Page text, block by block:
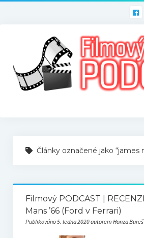
Filmový PODCAST
Články označené jako “james
Filmový PODCAST |
Mans ’66 (Ford v Ferrari)
Publikováno 5. ledna 2020 autorem Honza Bureš